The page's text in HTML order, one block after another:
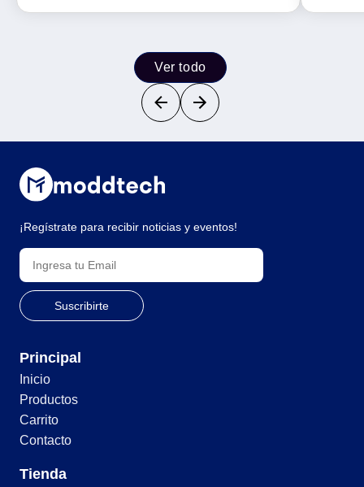
Ver todo
¡Regístrate para recibir noticias y eventos!
Principal
Inicio
Productos
Carrito
Contacto
Tienda